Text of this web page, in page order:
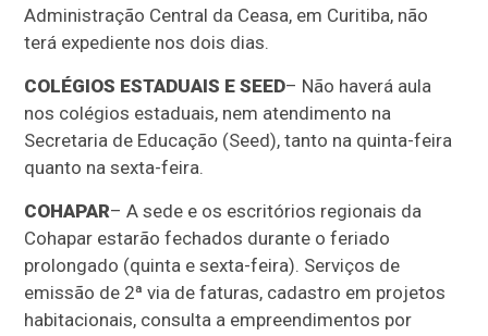
Administração Central da Ceasa, em Curitiba, não
terá expediente nos dois dias.
COLÉGIOS ESTADUAIS E SEED– Não haverá aula
nos colégios estaduais, nem atendimento na
Secretaria de Educação (Seed), tanto na quinta-feira
quanto na sexta-feira.
COHAPAR– A sede e os escritórios regionais da
Cohapar estarão fechados durante o feriado
prolongado (quinta e sexta-feira). Serviços de
emissão de 2ª via de faturas, cadastro em projetos
habitacionais, consulta a empreendimentos por